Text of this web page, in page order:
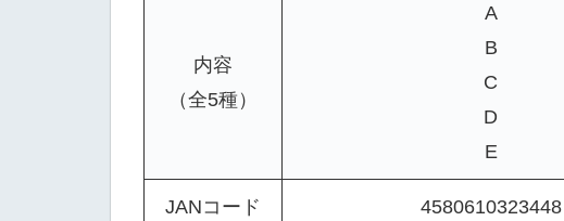
内容
（全5種）
A
B
C
D
E
JANコード 4580610323448